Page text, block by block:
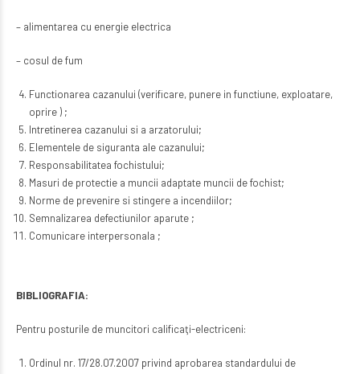
– alimentarea cu energie electrica
– cosul de fum
Functionarea cazanului (verificare, punere in functiune, exploatare,
oprire ) ;
Intretinerea cazanului si a arzatorului;
Elementele de siguranta ale cazanului;
Responsabilitatea fochistului;
Masuri de protectie a muncii adaptate muncii de fochist;
Norme de prevenire si stingere a incendiilor;
Semnalizarea defectiunilor aparute ;
Comunicare interpersonala ;
BIBLIOGRAFIA:
Pentru posturile de muncitori calificaţi-electriceni:
Ordinul nr. 17/28.07.2007 privind aprobarea standardului de